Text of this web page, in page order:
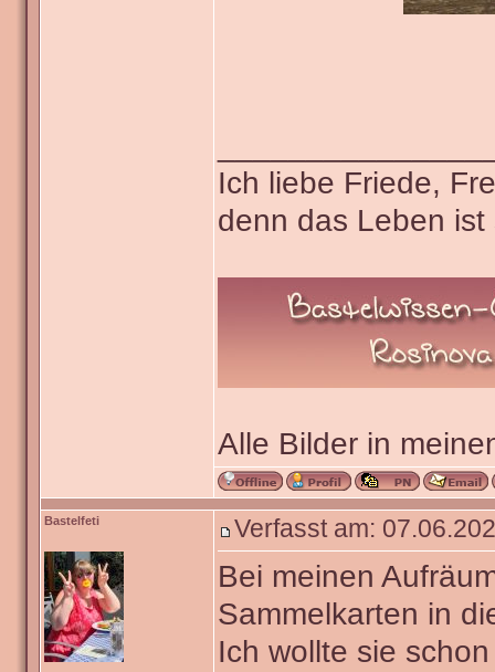
Ich liebe Friede,
denn das Leben
Alle Bilder in
Bastelfeti Verfasst am:
Bei meinen
Sammelkarten in
Ich wollte sie